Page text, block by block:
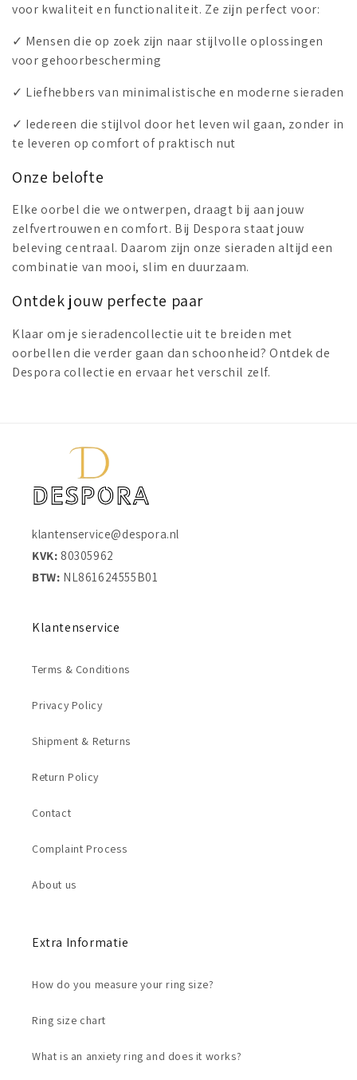
voor kwaliteit en functionaliteit. Ze zijn perfect voor:
✓ Mensen die op zoek zijn naar stijlvolle oplossingen
voor gehoorbescherming
✓ Liefhebbers van minimalistische en moderne sieraden
✓ Iedereen die stijlvol door het leven wil gaan, zonder in
te leveren op comfort of praktisch nut
Onze belofte
Elke oorbel die we ontwerpen, draagt bij aan jouw
zelfvertrouwen en comfort. Bij Despora staat jouw
beleving centraal. Daarom zijn onze sieraden altijd een
combinatie van mooi, slim en duurzaam.
Ontdek jouw perfecte paar
Klaar om je sieradencollectie uit te breiden met
oorbellen die verder gaan dan schoonheid? Ontdek de
Despora collectie en ervaar het verschil zelf.
klantenservice@despora.nl
KVK: 80305962
BTW: NL861624555B01
Klantenservice
Terms & Conditions
Privacy Policy
Shipment & Returns
Return Policy
Contact
Complaint Process
About us
Extra Informatie
How do you measure your ring size?
Ring size chart
What is an anxiety ring and does it works?